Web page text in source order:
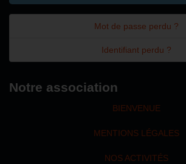
Mot de passe perdu ?
Identifiant perdu ?
Notre association
BIENVENUE
MENTIONS LÉGALES
NOS ACTIVITÉS